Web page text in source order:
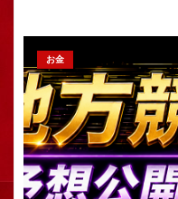
お金